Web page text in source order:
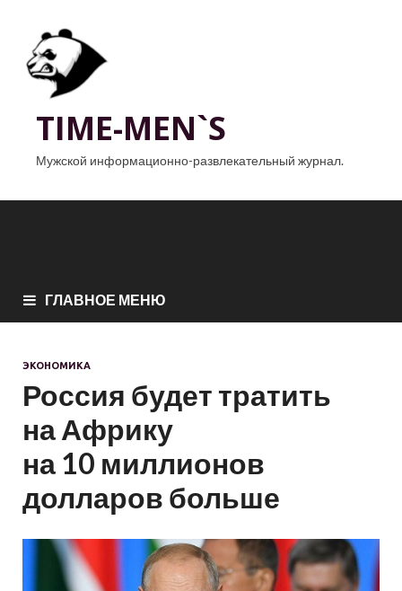
TIME-MEN`S
Мужской информационно-развлекательный журнал.
ГЛАВНОЕ МЕНЮ
ЭКОНОМИКА
Россия будет тратить
на Африку
на 10 миллионов
долларов больше